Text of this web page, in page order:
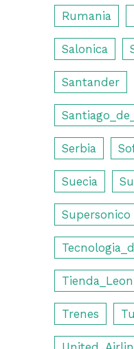
Rumania
Salonica
Santander
Serbia
Suecia
Supersonico
Tienda_Leon
Trenes